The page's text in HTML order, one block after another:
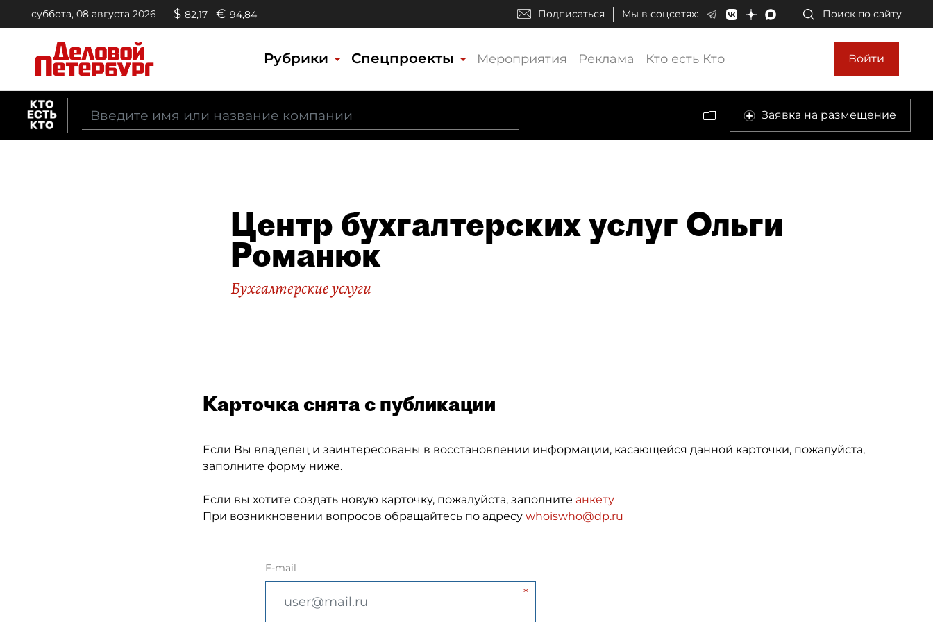
суббота, 08 августа 2026 $ 82,17 € 94,84 Подписаться Мы в соцсетях: Поиск по сайту
Рубрики Спецпроекты Мероприятия Реклама Кто есть Кто Войти
Заявка на размещение
Центр бухгалтерских услуг Ольги
Романюк
Бухгалтерские услуги
Карточка снята с публикации
Если Вы владелец и заинтересованы в восстановлении информации, касающейся данной карточки, пожалуйста,
заполните форму ниже.
Если вы хотите создать новую карточку, пожалуйста, заполните анкету
При возникновении вопросов обращайтесь по адресу whoiswho@dp.ru
E-mail